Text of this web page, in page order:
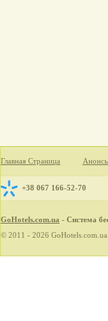
Главная Страница
+38 067 166-52-70
GoHotels.com.ua - Система
© 2011 - 2026